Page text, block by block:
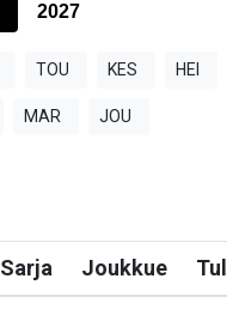
2027
TOU KES HEI
MAR JOU
Sarja Joukkue